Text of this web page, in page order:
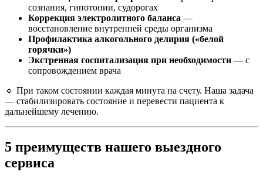
сознания, гипотонии, судорогах
Коррекция электролитного баланса —
восстановление внутренней среды организма
Профилактика алкогольного делирия («белой
горячки»)
Экстренная госпитализация при необходимости — с
сопровождением врача
🔹 При таком состоянии каждая минута на счету. Наша задача
— стабилизировать состояние и перевести пациента к
дальнейшему лечению.
5 преимуществ нашего выездного
сервиса